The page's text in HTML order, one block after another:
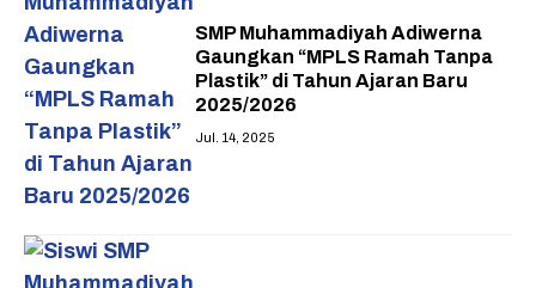
SMP Muhammadiyah Adiwerna
Gaungkan “MPLS Ramah Tanpa
Plastik” di Tahun Ajaran Baru
2025/2026
Jul. 14, 2025